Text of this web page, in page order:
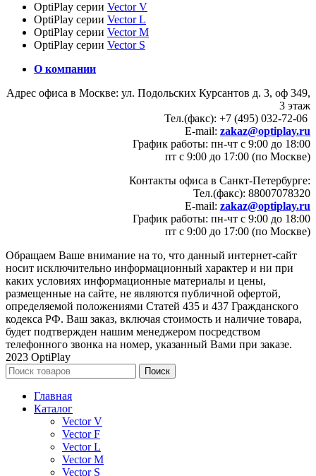
OptiPlay серии Vector V
OptiPlay серии Vector L
OptiPlay серии Vector M
OptiPlay серии Vector S
О компании
Адрес офиса в Москве: ул. Подольских Курсантов д. 3, оф 349,
3 этаж
Тел.(факс): +7 (495) 032-72-06
E-mail: zakaz@optiplay.ru
График работы: пн-чт с 9:00 до 18:00
пт с 9:00 до 17:00 (по Москве)
Контакты офиса в Санкт-Петербурге:
Тел.(факс): 88007078320
E-mail: zakaz@optiplay.ru
График работы: пн-чт с 9:00 до 18:00
пт с 9:00 до 17:00 (по Москве)
Обращаем Ваше внимание на то, что данный интернет-сайт
носит исключительно информационный характер и ни при
каких условиях информационные материалы и цены,
размещенные на сайте, не являются публичной офертой,
определяемой положениями Статей 435 и 437 Гражданского
кодекса РФ. Ваш заказ, включая стоимость и наличие товара,
будет подтвержден нашим менеджером посредством
телефонного звонка на номер, указанный Вами при заказе.
2023 OptiPlay
Поиск
Главная
Каталог
Vector V
Vector F
Vector L
Vector M
Vector S